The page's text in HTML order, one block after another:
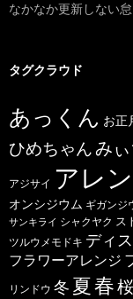
なかなか更新しない
タグクラウド
あっくん お正
ひめちゃんみ
アジサイ アレ
オンシジウム ギガンジ
サンキライ シャクヤク ス
ツルウメモドキ ディ
フラワーアレンジ
リンドウ 冬 夏春桜